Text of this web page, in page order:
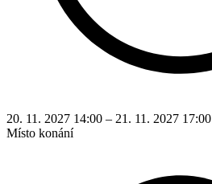
20. 11. 2027 14:00 – 21. 11. 2027 17:00
Místo konání